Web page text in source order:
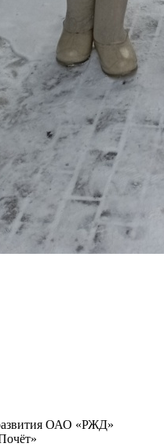
ОАО «РЖД»